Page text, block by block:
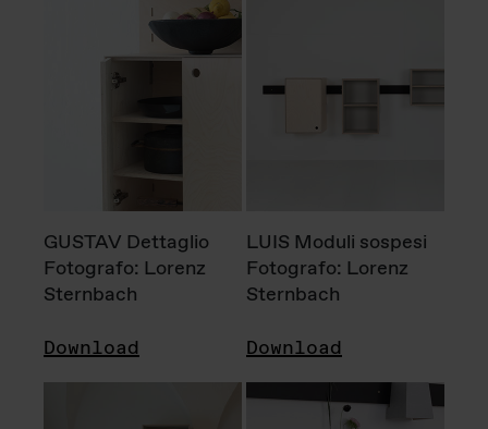
GUSTAV Dettaglio
Fotografo: Lorenz
Sternbach
Download
LUIS Moduli sospesi
Fotografo: Lorenz
Sternbach
Download